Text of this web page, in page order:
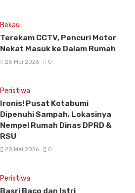
Bekasi
Terekam CCTV, Pencuri Motor
Nekat Masuk ke Dalam Rumah
25 Mei 2026 0
Peristiwa
Ironis! Pusat Kotabumi
Dipenuhi Sampah, Lokasinya
Nempel Rumah Dinas DPRD &
RSU
20 Mei 2026 0
Peristiwa
Basri Baco dan Istri